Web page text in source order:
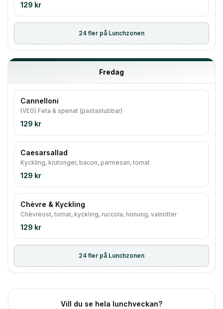
129 kr
24fler på Lunchzonen
Fredag
Cannelloni
(VEG) Feta & spenat (pastastubbar)
129 kr
Caesarsallad
Kyckling, krutonger, bacon, parmesan, tomat
129 kr
Chèvre & Kyckling
Chèvreost, tomat, kyckling, ruccola, honung, valnötter
129 kr
24fler på Lunchzonen
Vill du se hela lunchveckan?